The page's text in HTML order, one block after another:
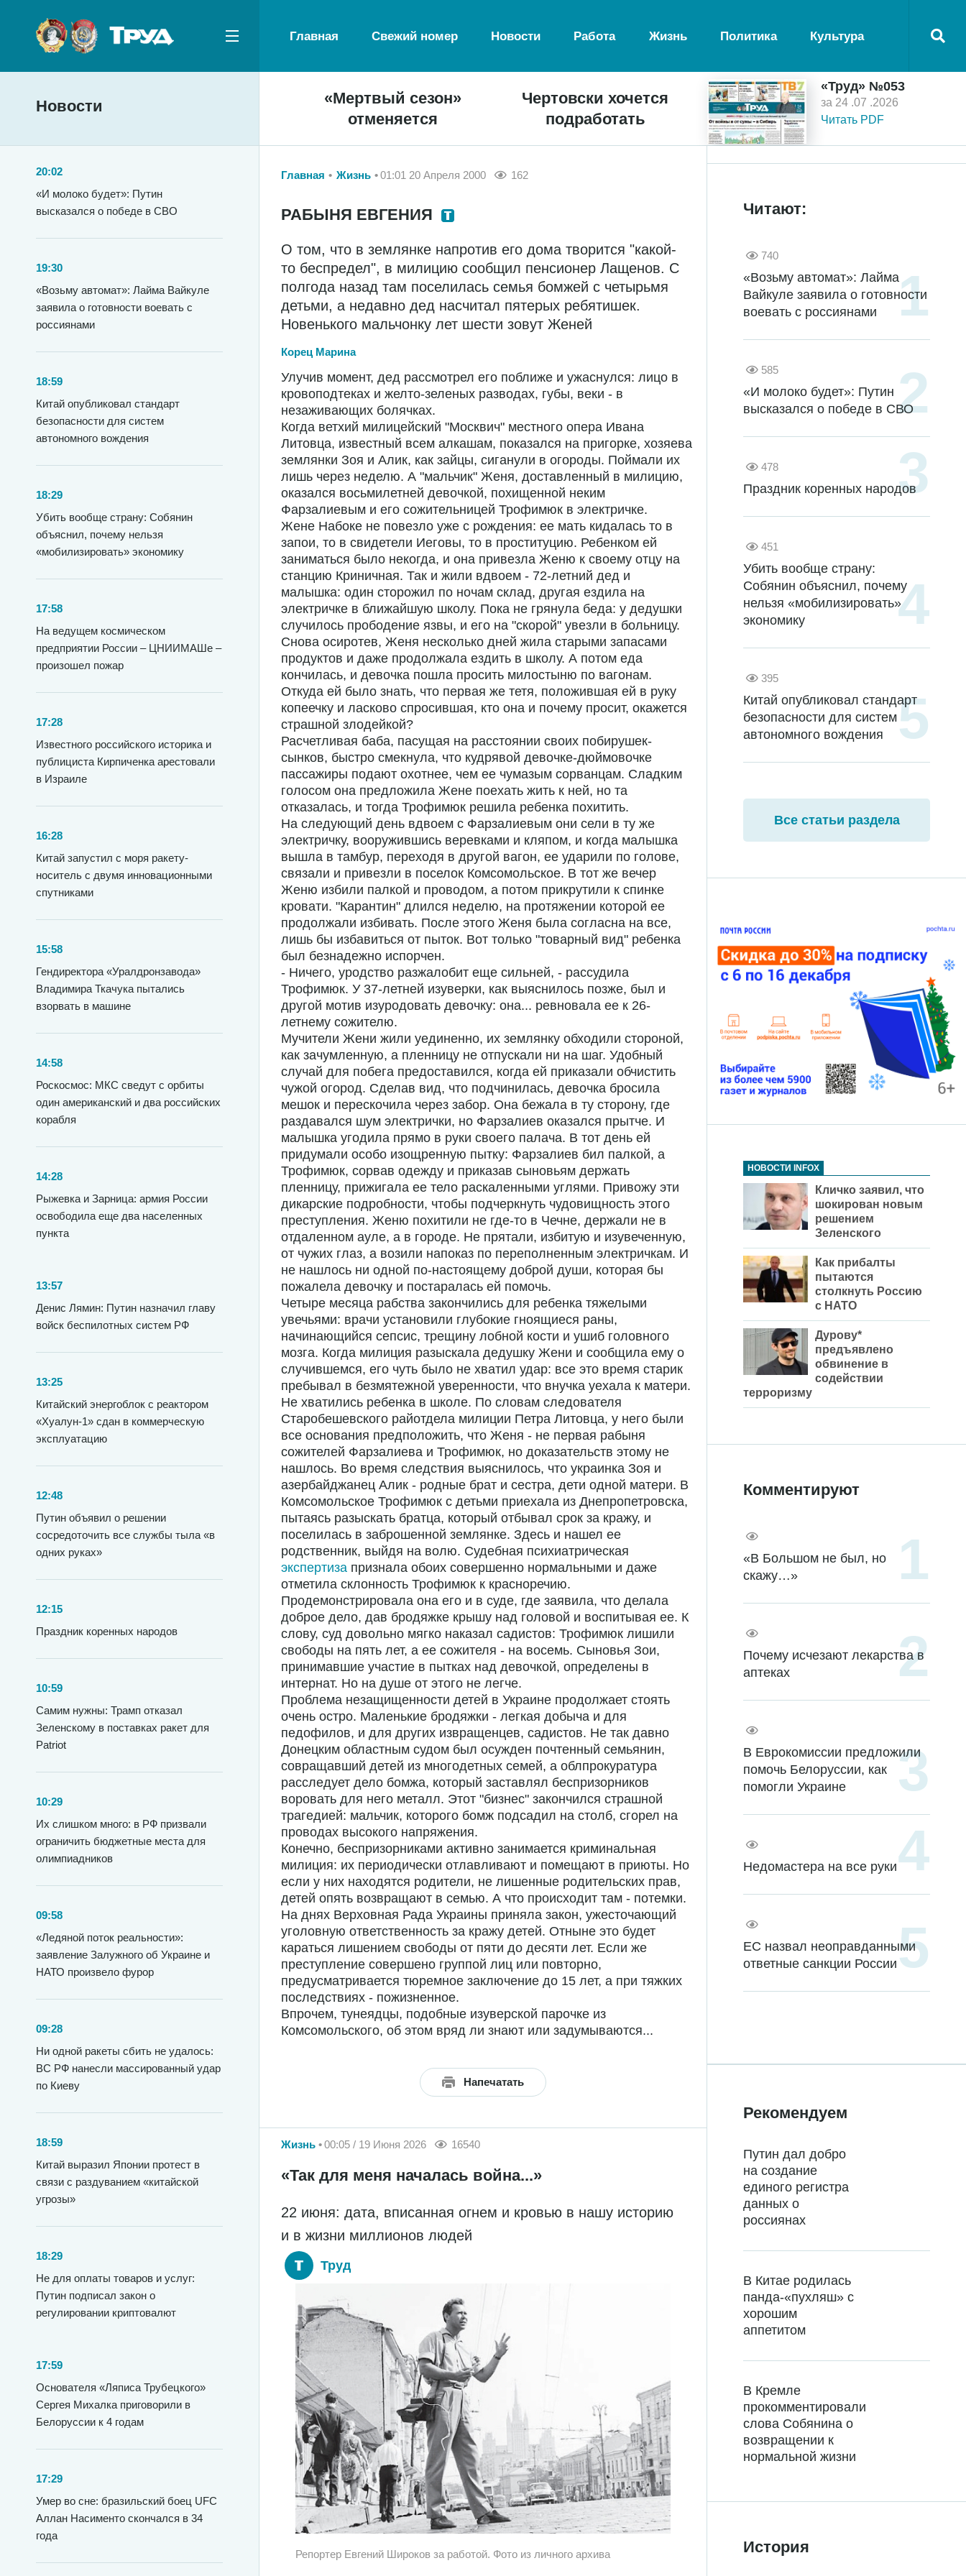
Главная Свежий номер Новости Работа Жизнь Политика Культура
Новости
«Мертвый сезон»
отменяется
Чертовски хочется
подработать
«Труд» №053
за 24 .07 .2026
Читать PDF
20:02
«И молоко будет»: Путин
высказался о победе в СВО
19:30
«Возьму автомат»: Лайма Вайкуле
заявила о готовности воевать с
россиянами
18:59
Китай опубликовал стандарт
безопасности для систем
автономного вождения
18:29
Убить вообще страну: Собянин
объяснил, почему нельзя
«мобилизировать» экономику
17:58
На ведущем космическом
предприятии России – ЦНИИМАШе –
произошел пожар
17:28
Известного российского историка и
публициста Кирпиченка арестовали
в Израиле
16:28
Китай запустил с моря ракету-
носитель с двумя инновационными
спутниками
15:58
Гендиректора «Уралдронзавода»
Владимира Ткачука пытались
взорвать в машине
14:58
Роскосмос: МКС сведут с орбиты
один американский и два российских
корабля
14:28
Рыжевка и Зарница: армия России
освободила еще два населенных
пункта
13:57
Денис Лямин: Путин назначил главу
войск беспилотных систем РФ
13:25
Китайский энергоблок с реактором
«Хуалун-1» сдан в коммерческую
эксплуатацию
12:48
Путин объявил о решении
сосредоточить все службы тыла «в
одних руках»
12:15
Праздник коренных народов
10:59
Самим нужны: Трамп отказал
Зеленскому в поставках ракет для
Patriot
10:29
Их слишком много: в РФ призвали
ограничить бюджетные места для
олимпиадников
09:58
«Ледяной поток реальности»:
заявление Залужного об Украине и
НАТО произвело фурор
09:28
Ни одной ракеты сбить не удалось:
ВС РФ нанесли массированный удар
по Киеву
18:59
Китай выразил Японии протест в
связи с раздуванием «китайской
угрозы»
18:29
Не для оплаты товаров и услуг:
Путин подписал закон о
регулировании криптовалют
17:59
Основателя «Ляписа Трубецкого»
Сергея Михалка приговорили в
Белоруссии к 4 годам
17:29
Умер во сне: бразильский боец UFC
Аллан Насименто скончался в 34
года
Главная Жизнь 01:01 20 Апреля 2000 162
РАБЫНЯ ЕВГЕНИЯ
О том, что в землянке напротив его дома творится "какой-
то беспредел", в милицию сообщил пенсионер Лащенов. С
полгода назад там поселилась семья бомжей с четырьмя
детьми, а недавно дед насчитал пятерых ребятишек.
Новенького мальчонку лет шести зовут Женей
Корец Марина
Улучив момент, дед рассмотрел его поближе и ужаснулся: лицо в
кровоподтеках и желто-зеленых разводах, губы, веки - в
незаживающих болячках.
Когда ветхий милицейский "Москвич" местного опера Ивана
Литовца, известный всем алкашам, показался на пригорке, хозяева
землянки Зоя и Алик, как зайцы, сиганули в огороды. Поймали их
лишь через неделю. А "мальчик" Женя, доставленный в милицию,
оказался восьмилетней девочкой, похищенной неким
Фарзалиевым и его сожительницей Трофимюк в электричке.
Жене Набоке не повезло уже с рождения: ее мать кидалась то в
запои, то в свидетели Иеговы, то в проституцию. Ребенком ей
заниматься было некогда, и она привезла Женю к своему отцу на
станцию Криничная. Так и жили вдвоем - 72-летний дед и
малышка: один сторожил по ночам склад, другая ездила на
электричке в ближайшую школу. Пока не грянула беда: у дедушки
случилось прободение язвы, и его на "скорой" увезли в больницу.
Снова осиротев, Женя несколько дней жила старыми запасами
продуктов и даже продолжала ездить в школу. А потом еда
кончилась, и девочка пошла просить милостыню по вагонам.
Откуда ей было знать, что первая же тетя, положившая ей в руку
копеечку и ласково спросившая, кто она и почему просит, окажется
страшной злодейкой?
Расчетливая баба, пасущая на расстоянии своих побирушек-
сынков, быстро смекнула, что кудрявой девочке-дюймовочке
пассажиры подают охотнее, чем ее чумазым сорванцам. Сладким
голосом она предложила Жене поехать жить к ней, но та
отказалась, и тогда Трофимюк решила ребенка похитить.
На следующий день вдвоем с Фарзалиевым они сели в ту же
электричку, вооружившись веревками и кляпом, и когда малышка
вышла в тамбур, переходя в другой вагон, ее ударили по голове,
связали и привезли в поселок Комсомольское. В тот же вечер
Женю избили палкой и проводом, а потом прикрутили к спинке
кровати. "Карантин" длился неделю, на протяжении которой ее
продолжали избивать. После этого Женя была согласна на все,
лишь бы избавиться от пыток. Вот только "товарный вид" ребенка
был безнадежно испорчен.
- Ничего, уродство разжалобит еще сильней, - рассудила
Трофимюк. У 37-летней изуверки, как выяснилось позже, был и
другой мотив изуродовать девочку: она... ревновала ее к 26-
летнему сожителю.
Мучители Жени жили уединенно, их землянку обходили стороной,
как зачумленную, а пленницу не отпускали ни на шаг. Удобный
случай для побега предоставился, когда ей приказали обчистить
чужой огород. Сделав вид, что подчинилась, девочка бросила
мешок и перескочила через забор. Она бежала в ту сторону, где
раздавался шум электрички, но Фарзалиев оказался прытче. И
малышка угодила прямо в руки своего палача. В тот день ей
придумали особо изощренную пытку: Фарзалиев бил палкой, а
Трофимюк, сорвав одежду и приказав сыновьям держать
пленницу, прижигала ее тело раскаленными углями. Привожу эти
дикарские подробности, чтобы подчеркнуть чудовищность этого
преступления. Женю похитили не где-то в Чечне, держали не в
отдаленном ауле, а в городе. Не прятали, избитую и изувеченную,
от чужих глаз, а возили напоказ по переполненным электричкам. И
не нашлось ни одной по-настоящему доброй души, которая бы
пожалела девочку и постаралась ей помочь.
Четыре месяца рабства закончились для ребенка тяжелыми
увечьями: врачи установили глубокие гноящиеся раны,
начинающийся сепсис, трещину лобной кости и ушиб головного
мозга. Когда милиция разыскала дедушку Жени и сообщила ему о
случившемся, его чуть было не хватил удар: все это время старик
пребывал в безмятежной уверенности, что внучка уехала к матери.
Не хватились ребенка в школе. По словам следователя
Старобешевского райотдела милиции Петра Литовца, у него были
все основания предположить, что Женя - не первая рабыня
сожителей Фарзалиева и Трофимюк, но доказательств этому не
нашлось. Во время следствия выяснилось, что украинка Зоя и
азербайджанец Алик - родные брат и сестра, дети одной матери. В
Комсомольское Трофимюк с детьми приехала из Днепропетровска,
пытаясь разыскать братца, который отбывал срок за кражу, и
поселилась в заброшенной землянке. Здесь и нашел ее
родственник, выйдя на волю. Судебная психиатрическая
экспертиза признала обоих совершенно нормальными и даже
отметила склонность Трофимюк к красноречию.
Продемонстрировала она его и в суде, где заявила, что делала
доброе дело, дав бродяжке крышу над головой и воспитывая ее. К
слову, суд довольно мягко наказал садистов: Трофимюк лишили
свободы на пять лет, а ее сожителя - на восемь. Сыновья Зои,
принимавшие участие в пытках над девочкой, определены в
интернат. Но на душе от этого не легче.
Проблема незащищенности детей в Украине продолжает стоять
очень остро. Маленькие бродяжки - легкая добыча и для
педофилов, и для других извращенцев, садистов. Не так давно
Донецким областным судом был осужден почтенный семьянин,
совращавший детей из многодетных семей, а облпрокуратура
расследует дело бомжа, который заставлял беспризорников
воровать для него металл. Этот "бизнес" закончился страшной
трагедией: мальчик, которого бомж подсадил на столб, сгорел на
проводах высокого напряжения.
Конечно, беспризорниками активно занимается криминальная
милиция: их периодически отлавливают и помещают в приюты. Но
если у них находятся родители, не лишенные родительских прав,
детей опять возвращают в семью. А что происходит там - потемки.
На днях Верховная Рада Украины приняла закон, ужесточающий
уголовную ответственность за кражу детей. Отныне это будет
караться лишением свободы от пяти до десяти лет. Если же
преступление совершено группой лиц или повторно,
предусматривается тюремное заключение до 15 лет, а при тяжких
последствиях - пожизненное.
Впрочем, тунеядцы, подобные изуверской парочке из
Комсомольского, об этом вряд ли знают или задумываются...
Напечатать
Жизнь 00:05 / 19 Июня 2026 16540
«Так для меня началась война...»
22 июня: дата, вписанная огнем и кровью в нашу историю
и в жизни миллионов людей
Труд
Репортер Евгений Широков за работой. Фото из личного архива
Читают:
740
«Возьму автомат»: Лайма
Вайкуле заявила о готовности
воевать с россиянами
585
«И молоко будет»: Путин
высказался о победе в СВО
478
Праздник коренных народов
451
Убить вообще страну:
Собянин объяснил, почему
нельзя «мобилизировать»
экономику
395
Китай опубликовал стандарт
безопасности для систем
автономного вождения
Все статьи раздела
НОВОСТИ INFOX
Кличко заявил, что
шокирован новым
решением
Зеленского
Как прибалты
пытаются
столкнуть Россию
с НАТО
Дурову*
предъявлено
обвинение в
содействии
терроризму
Комментируют
«В Большом не был, но
скажу…»
Почему исчезают лекарства в
аптеках
В Еврокомиссии предложили
помочь Белоруссии, как
помогли Украине
Недомастера на все руки
ЕС назвал неоправданными
ответные санкции России
Рекомендуем
Путин дал добро
на создание
единого регистра
данных о
россиянах
В Китае родилась
панда-«пухляш» с
хорошим
аппетитом
В Кремле
прокомментировали
слова Собянина о
возвращении к
нормальной жизни
История